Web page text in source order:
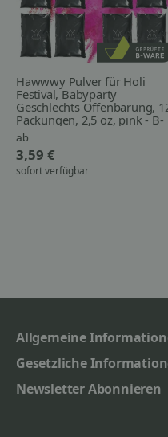
Hawwwy Pulver für Holi
Festival, Babyparty
Geschlechts Offenbarung,
Packungen, 2,5 oz, pink - B-
Ware
ab
3,59 €
sofort verfügbar
Allgemeine
Gesetzliche
Newsletter Abonnieren